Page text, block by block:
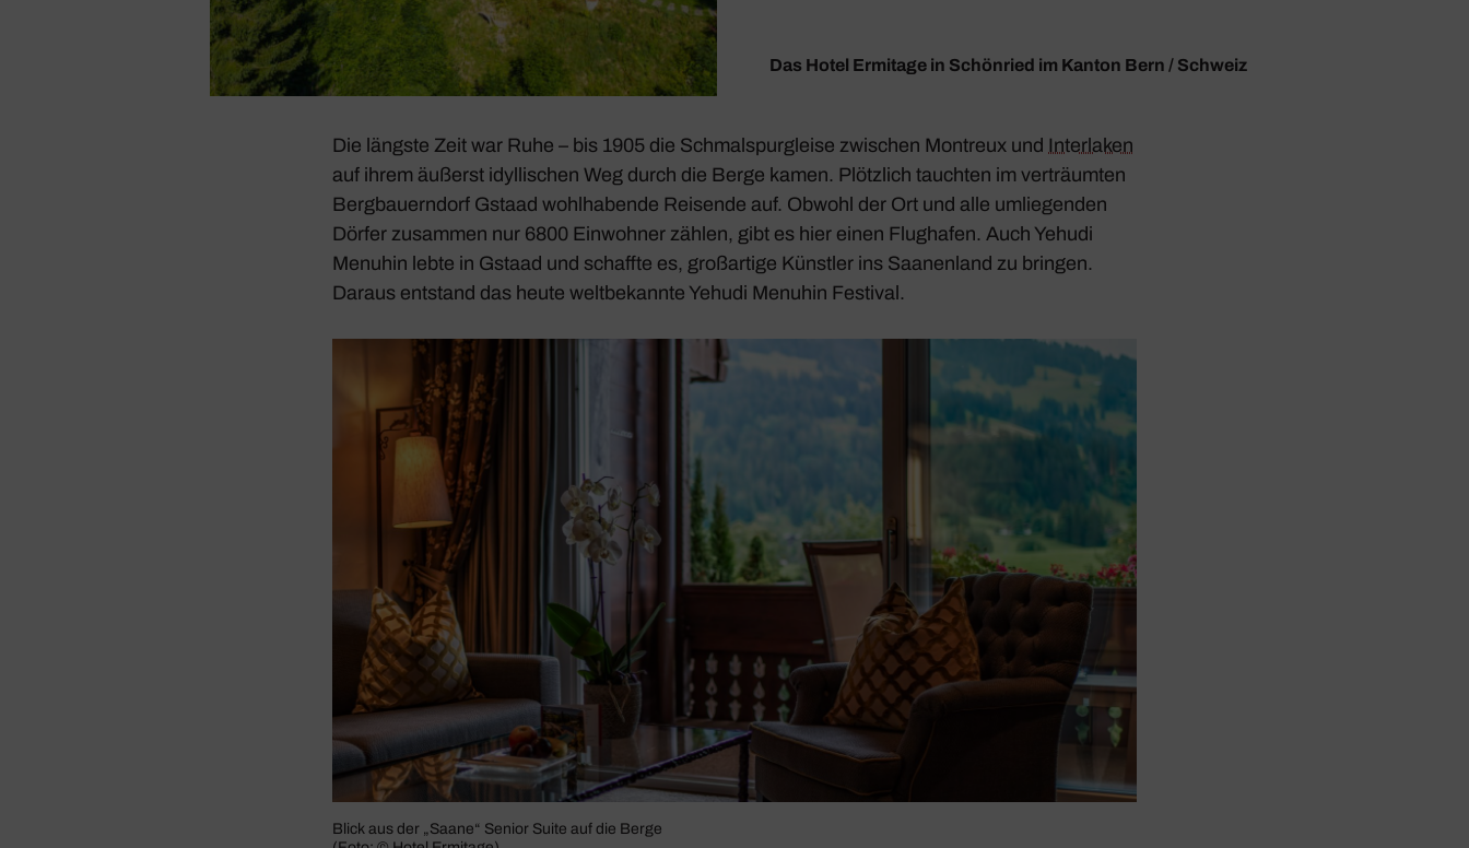
Das Hotel Ermitage in Schönried im Kanton Bern / Schweiz
Die längste Zeit war Ruhe – bis 1905 die Schmal­spur­gleise zwischen Montreux und Inter­laken
auf ihrem äußerst idyl­li­schen Weg durch die Berge kamen. Plötz­lich tauchten im verträumten
Berg­bau­ern­dorf Gstaad wohl­ha­bende Reisende auf. Obwohl der Ort und alle umlie­genden
Dörfer zusammen nur 6800 Einwohner zählen, gibt es hier einen Flug­hafen. Auch Yehudi
Menuhin lebte in Gstaad und schaffte es, groß­ar­tige Künstler ins Saanen­land zu bringen.
Daraus entstand das heute welt­be­kannte Yehudi Menuhin Festival.
Blick aus der „Saane“ Senior Suite auf die Berge